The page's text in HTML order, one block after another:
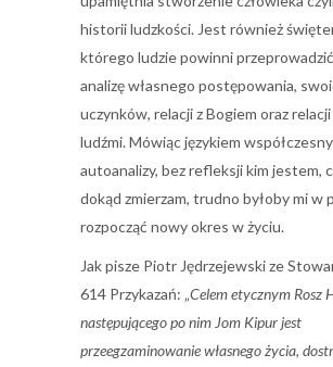
historii ludzkości. Jest również
którego ludzie powinni
analizę własnego postępowania,
uczynków, relacji z Bogiem oraz
ludźmi. Mówiąc językiem
autoanalizy, bez refleksji kim jestem,
dokąd zmierzam, trudno byłoby mi w
rozpocząć nowy okres w życiu.
Jak pisze Piotr Jędrzejewski ze
614 Przykazań: „Celem etycznym Rosz
następującego po nim Jom Kipurjest
przeegzaminowanie własnego życia,